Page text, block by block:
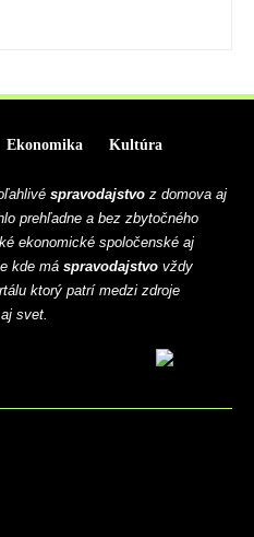
Ekonomika
Kultúra
spravodajstvo z domova aj
prehľadne a bez zbytočného
ekonomické spoločenské aj
kde má spravodajstvo vždy
ktorý patrí medzi zdroje
svet.